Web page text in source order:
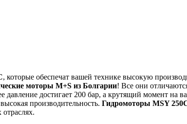
, которые обеспечат вашей технике высокую
моторы M+S из Болгарии! Все они
давление достигает 200 бар, а крутящий момент на
производительность. Гидромоторы MSY